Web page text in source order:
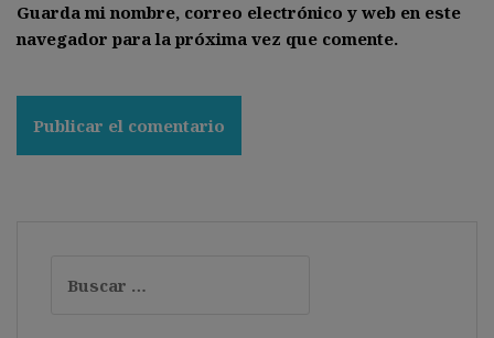
Guarda mi nombre, correo electrónico y web en este
navegador para la próxima vez que comente.